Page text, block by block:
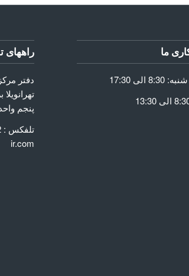
راههای
دفتر
پنجم
ir.com
ما
GET